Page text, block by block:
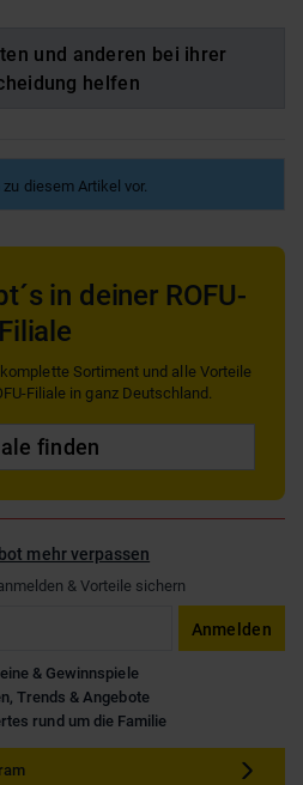
und anderen bei ihrer
helfen
diesem Artikel vor.
in deiner ROFU-
Filiale
Sortiment und alle Vorteile
Filiale in ganz Deutschland.
finden
mehr verpassen
& Vorteile sichern
Anmelden
& Gewinnspiele
Trends & Angebote
rund um die Familie